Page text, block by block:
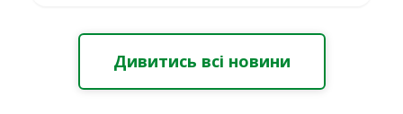
Дивитись всі новини